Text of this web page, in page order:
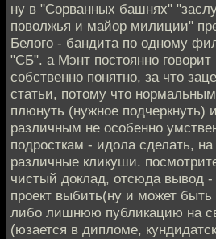
ну в "Сорванных башнях"
поволжья и майор милиции"
Белого - бандита по одному
"СБ". а Мэнт постоянно говорит
собственно понятно, за что
статьи, потому что
плюнуть (нужное подчеркнуть)
различным не особенно
подросткам - идола сделать,
различные кликуши.
чистый доклад, отсюда вывод -
проект выбить(ну и может быть
либо лишнюю публикацию на
(юзается в дипломе,